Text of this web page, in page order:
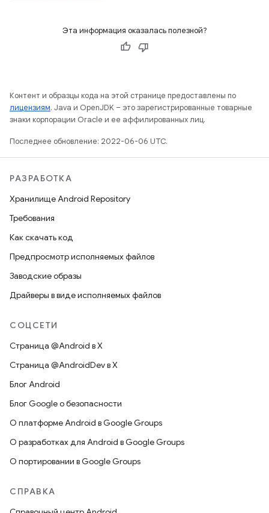
Эта информация оказалась полезной?
Контент и образцы кода на этой странице предоставлены по
лицензиям. Java и OpenJDK – это зарегистрированные товарные
знаки корпорации Oracle и ее аффилированных лиц.
Последнее обновление: 2022-06-06 UTC.
РАЗРАБОТКА
Хранилище Android Repository
Требования
Как скачать код
Предпросмотр исполняемых файлов
Заводские образы
Драйверы в виде исполняемых файлов
СОЦСЕТИ
Страница @Android в X
Страница @AndroidDev в X
Блог Android
Блог Google о безопасности
О платформе Android в Google Groups
О разработках для Android в Google Groups
О портировании в Google Groups
СПРАВКА